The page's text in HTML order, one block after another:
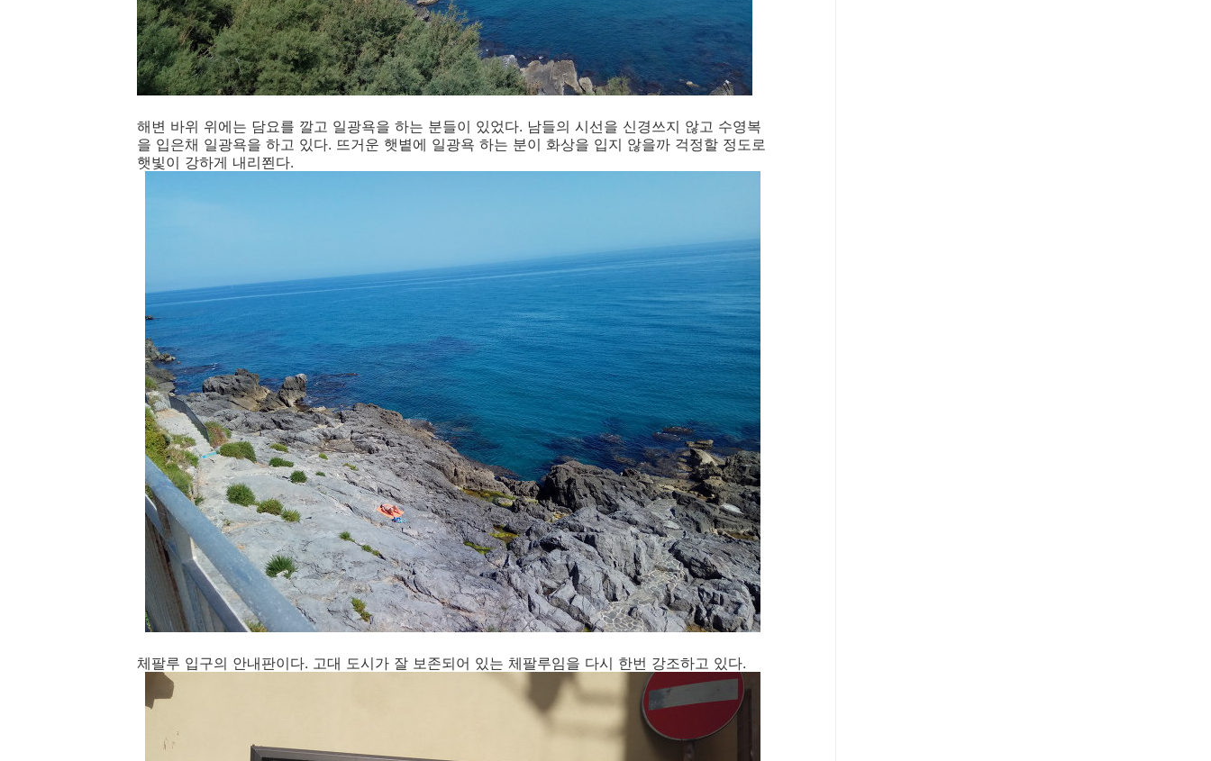
해변 바위 위에는 담요를 깔고 일광욕을 하는 분들이 있었다. 남들의 시선을 신경쓰지 않고 수영복
을 입은채 일광욕을 하고 있다. 뜨거운 햇볕에 일광욕 하는 분이 화상을 입지 않을까 걱정할 정도로
햇빛이 강하게 내리쬔다.
체팔루 입구의 안내판이다. 고대 도시가 잘 보존되어 있는 체팔루임을 다시 한번 강조하고 있다.